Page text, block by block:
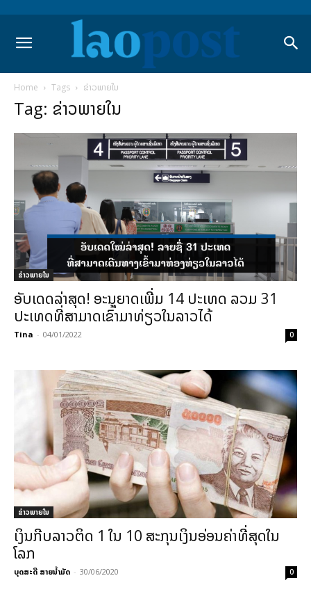
Home Tags ຂ່າວພາຍໃນ
Tag: ຂ່າວພາຍໃນ
ຂ່າວພາຍ​ໃນ
ອັບເດດລ່າສຸດ! ອະນຸຍາດເພີ່ມ 14 ປະເທດ ລວມ 31
ປະເທດທີ່ສາມາດເຂົ້າມາທ່ຽວໃນລາວໄດ້
Tina - 04/01/2022 0
ຂ່າວພາຍ​ໃນ
ເງິນກີບລາວຕິດ 1 ໃນ 10 ສະກຸນເງິນອ່ອນຄ່າທີ່ສຸດໃນ
ໂລກ
ບຸດສະດີ ສາຍນ້ຳມັດ - 30/06/2020 0